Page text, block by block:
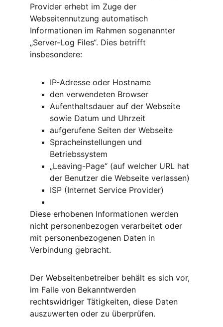
Provider erhebt im Zuge der
Webseitennutzung automatisch
Informationen im Rahmen sogenannter
„Server-Log Files“. Dies betrifft
insbesondere:
IP-Adresse oder Hostname
den verwendeten Browser
Aufenthaltsdauer auf der Webseite
sowie Datum und Uhrzeit
aufgerufene Seiten der Webseite
Spracheinstellungen und
Betriebssystem
„Leaving-Page“ (auf welcher URL hat
der Benutzer die Webseite verlassen)
ISP (Internet Service Provider)
Diese erhobenen Informationen werden
nicht personenbezogen verarbeitet oder
mit personenbezogenen Daten in
Verbindung gebracht.
Der Webseitenbetreiber behält es sich vor,
im Falle von Bekanntwerden
rechtswidriger Tätigkeiten, diese Daten
auszuwerten oder zu überprüfen.